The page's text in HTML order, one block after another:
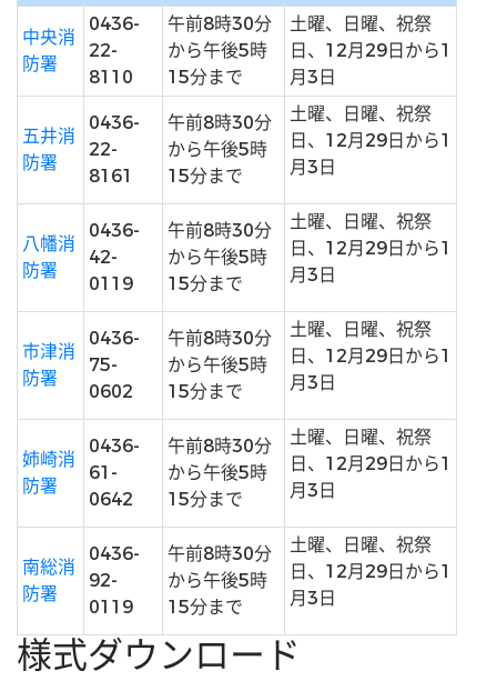
中央消
防署
0436-
22-
8110
午前8時30分
から午後5時
15分まで
土曜、日曜、祝祭
日、12月29日から1
月3日
五井消
防署
0436-
22-
8161
午前8時30分
から午後5時
15分まで
土曜、日曜、祝祭
日、12月29日から1
月3日
八幡消
防署
0436-
42-
0119
午前8時30分
から午後5時
15分まで
土曜、日曜、祝祭
日、12月29日から1
月3日
市津消
防署
0436-
75-
0602
午前8時30分
から午後5時
15分まで
土曜、日曜、祝祭
日、12月29日から1
月3日
姉崎消
防署
0436-
61-
0642
午前8時30分
から午後5時
15分まで
土曜、日曜、祝祭
日、12月29日から1
月3日
南総消
防署
0436-
92-
0119
午前8時30分
から午後5時
15分まで
土曜、日曜、祝祭
日、12月29日から1
月3日
様式ダウンロード